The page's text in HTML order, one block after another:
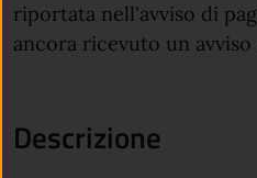
riportata nell'avviso di
ancora ricevuto un
Descrizione